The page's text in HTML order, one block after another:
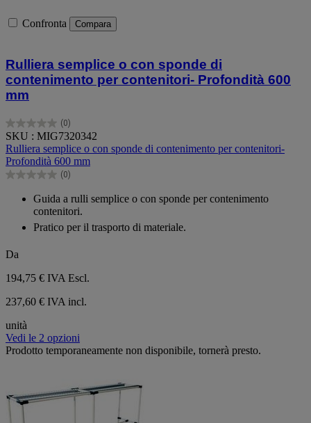
Confronta Compara
Rulliera semplice o con sponde di
contenimento per contenitori- Profondità 600
mm
(0)
0.0
su
5
stelle.
SKU : MIG7320342
Rulliera semplice o con sponde di contenimento per contenitori-
Profondità 600 mm
(0)
0.0
Guida a rulli semplice o con sponde per contenimento
contenitori.
Pratico per il trasporto di materiale.
Da
194,75 € IVA Escl.
237,60 € IVA incl.
unità
Vedi le 2 opzioni
Prodotto temporaneamente non disponibile, tornerà presto.